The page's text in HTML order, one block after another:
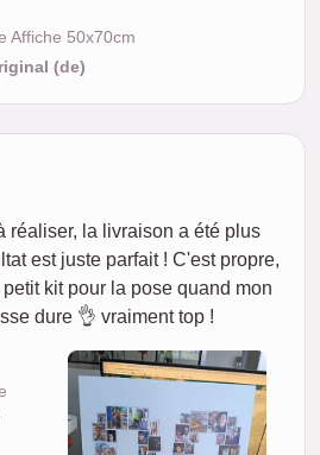
Affiche 50x70cm
(de)
réaliser, la livraison a été plus
est juste parfait ! C'est propre,
kit pour la pose quand mon
dure 👌 vraiment top !